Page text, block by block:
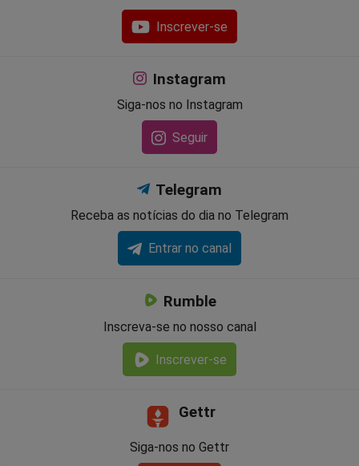
Inscrever-se
Instagram
Siga-nos no Instagram
Seguir
Telegram
Receba as notícias do dia no Telegram
Entrar no canal
Rumble
Inscreva-se no nosso canal
Inscrever-se
Gettr
Siga-nos no Gettr